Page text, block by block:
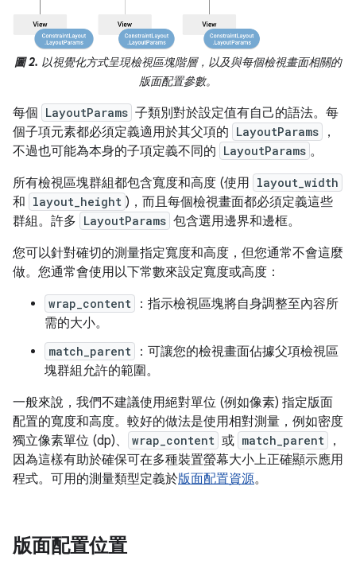
圖 2. 以視覺化方式呈現檢視區塊階層，以及與每個檢視畫面相關的
版面配置參數。
每個 LayoutParams 子類別對於設定值有自己的語法。每
個子項元素都必須定義適用於其父項的 LayoutParams
，
不過也可能為本身的子項定義不同的 LayoutParams 。
所有檢視區塊群組都包含寬度和高度 (使用 layout_width
和 layout_height )，而且每個檢視畫面都必須定義這些
群組。許多 LayoutParams 包含選用邊界和邊框。
您可以針對確切的測量指定寬度和高度，但您通常不會這麼
做。您通常會使用以下常數來設定寬度或高度：
wrap_content
：指示檢視區塊將自身調整至內容所
需的大小。
match_parent
：可讓您的檢視畫面佔據父項檢視區
塊群組允許的範圍。
一般來說，我們不建議使用絕對單位 (例如像素) 指定版面
配置的寬度和高度。較好的做法是使用相對測量，例如密度
獨立像素單位 (dp)、
wrap_content 或 match_parent
，
因為這樣有助於確保可在多種裝置螢幕大小上正確顯示應用
程式。可用的測量類型定義於版面配置資源。
版面配置位置